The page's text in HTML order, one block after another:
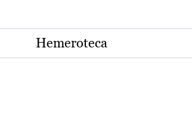
Hemeroteca